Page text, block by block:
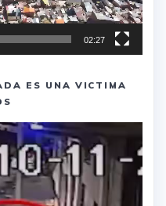
02:27
ES UNA VICTIMA